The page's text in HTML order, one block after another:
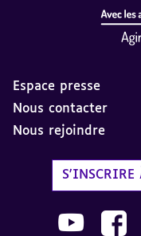
Espace presse
Nous contacter
Nous rejoindre
S'INSCRIRE
Nous suivre
Nous